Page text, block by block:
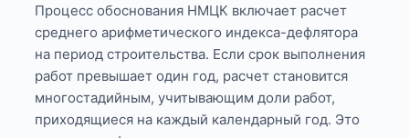
Процесс обоснования НМЦК включает расчет
среднего арифметического индекса-дефлятора
на период строительства. Если срок выполнения
работ превышает один год, расчет становится
многостадийным, учитывающим доли работ,
приходящиеся на каждый календарный год. Это